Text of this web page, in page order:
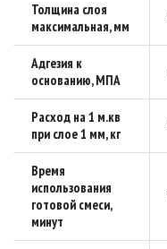
Толщина слоя
максимальная, мм
Адгезия к
основанию, МПА
Расход на 1 м.кв
при слое 1 мм, кг
Время
использования
готовой смеси,
минут